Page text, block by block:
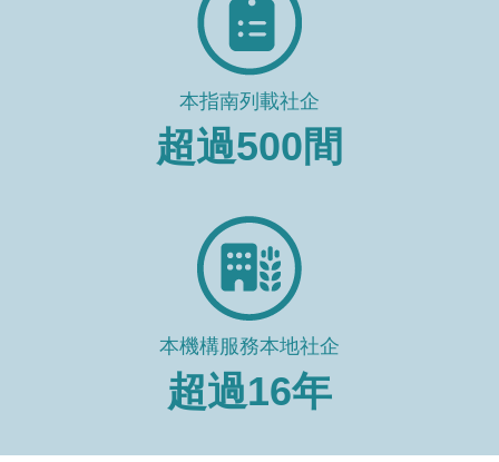
本指南列載社企
超過500間
本機構服務本地社企
超過16年